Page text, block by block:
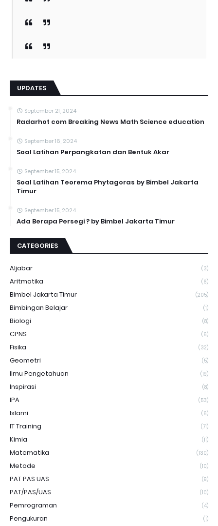
UPDATES
September 21, 2024
Radarhot com Breaking News Math Science education
September 16, 2024
Soal Latihan Perpangkatan dan Bentuk Akar
September 15, 2024
Soal Latihan Teorema Phytagoras by Bimbel Jakarta
Timur
September 15, 2024
Ada Berapa Persegi ? by Bimbel Jakarta Timur
CATEGORIES
Aljabar (3)
Aritmatika (6)
Bimbel Jakarta Timur (205)
Bimbingan Belajar (1)
Biologi (8)
CPNS (6)
Fisika (32)
Geometri (5)
Ilmu Pengetahuan (19)
Inspirasi (8)
IPA (53)
Islami (6)
IT Training (71)
Kimia (11)
Matematika (130)
Metode (10)
PAT PAS UAS (9)
PAT/PAS/UAS (10)
Pemrograman (4)
Pengukuran (1)